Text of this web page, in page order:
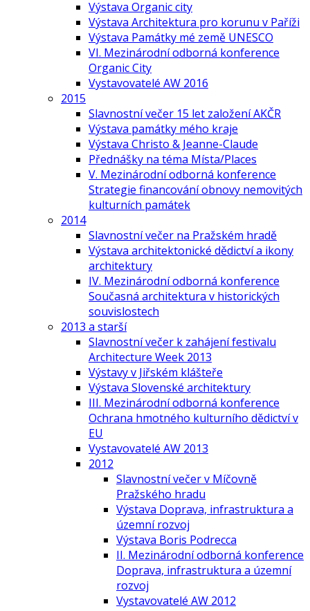
Výstava Organic city
Výstava Architektura pro korunu v Paříži
Výstava Památky mé země UNESCO
VI. Mezinárodní odborná konference
Organic City
Vystavovatelé AW 2016
2015
Slavnostní večer 15 let založení AKČR
Výstava památky mého kraje
Výstava Christo & Jeanne-Claude
Přednášky na téma Místa/Places
V. Mezinárodní odborná konference
Strategie financování obnovy nemovitých
kulturních památek
2014
Slavnostní večer na Pražském hradě
Výstava architektonické dědictví a ikony
architektury
IV. Mezinárodní odborná konference
Současná architektura v historických
souvislostech
2013 a starší
Slavnostní večer k zahájení festivalu
Architecture Week 2013
Výstavy v Jiřském klášteře
Výstava Slovenské architektury
III. Mezinárodní odborná konference
Ochrana hmotného kulturního dědictví v
EU
Vystavovatelé AW 2013
2012
Slavnostní večer v Míčovně
Pražského hradu
Výstava Doprava, infrastruktura a
územní rozvoj
Výstava Boris Podrecca
II. Mezinárodní odborná konference
Doprava, infrastruktura a územní
rozvoj
Vystavovatelé AW 2012